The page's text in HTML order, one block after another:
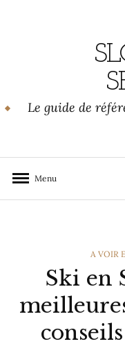
Le guide de
Menu
A VOIR
Ski en